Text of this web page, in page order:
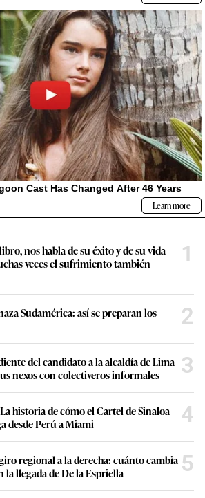
nos habla de su éxito y de su vida
veces el sufrimiento también
1
Sudamérica: así se preparan los
2
del candidato a la alcaldía de Lima
nexos con colectiveros informales
3
La historia de cómo el Cartel de Sinaloa
desde Perú a Miami
4
regional a la derecha: cuánto cambia
llegada de De la Espriella
5